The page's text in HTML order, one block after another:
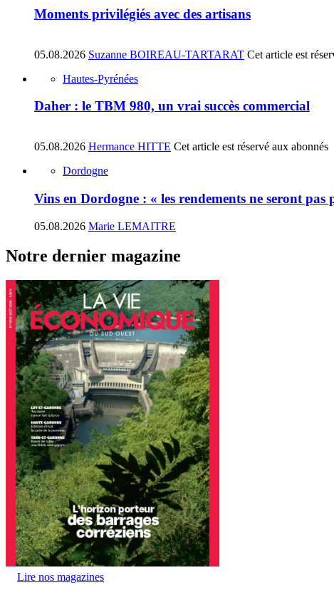
Moments privilégiés avec des artisans
05.08.2026 Suzanne BOIREAU-TARTARAT Cet article est
Hautes-Pyrénées
Daher : le TBM 980, un vrai succès commercial
05.08.2026 Hermance HITTE Cet article est réservé aux abonnés
Dordogne
Vins en Dordogne : « les rendements ne seront pas
05.08.2026 Marie LEMAITRE
Notre dernier magazine
Lire nos magazines